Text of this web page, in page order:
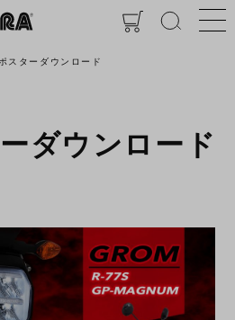
スターダウンロード
ダウンロード